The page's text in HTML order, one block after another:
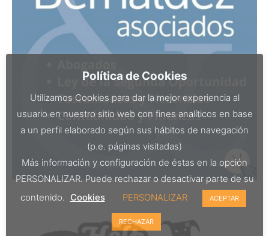
Política de Cookies
Utilizamos Cookies para dar la mejor experiencia al
usuario en nuestro sitio web con fines analíticos en base
a un perfil elaborado según sus hábitos de navegación
(p.e. páginas visitadas)
Más información y configuración de éstas en la opción
PERSONALIZAR. Puede rechazar o desactivar parte de su
contenido. Cookies PERSONALIZAR ACEPTAR
RECHAZAR